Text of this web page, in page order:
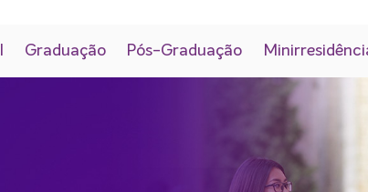
Graduação Pós-Graduação